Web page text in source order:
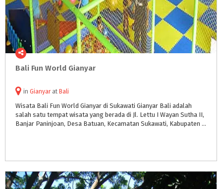
Bali Fun World Gianyar
in Gianyarat Bali
Wisata Bali Fun World Gianyar di Sukawati Gianyar Bali adalah
salah satu tempat wisata yang berada di Jl. Lettu I Wayan Sutha II,
Banjar Paninjoan, Desa Batuan, Kecamatan Sukawati, Kabupaten Gianyar, Bali, Indonesia.